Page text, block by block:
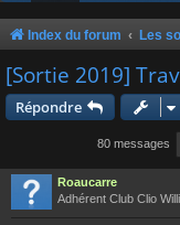
Index du forum Les
[Sortie 2019]
Répondre
80 messages
Roaucarre
Adhérent Club Clio